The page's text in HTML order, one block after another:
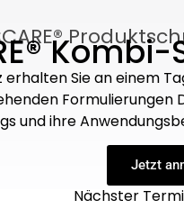
Sie an einem
Formulierungen
und ihre
Jetzt
Nächster